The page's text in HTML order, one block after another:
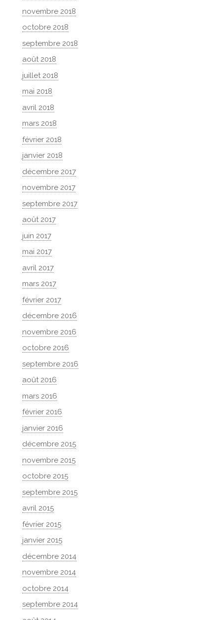
novembre 2018
octobre 2018
septembre 2018
août 2018
juillet 2018
mai 2018
avril 2018
mars 2018
février 2018
janvier 2018
décembre 2017
novembre 2017
septembre 2017
août 2017
juin 2017
mai 2017
avril 2017
mars 2017
février 2017
décembre 2016
novembre 2016
octobre 2016
septembre 2016
août 2016
mars 2016
février 2016
janvier 2016
décembre 2015
novembre 2015
octobre 2015
septembre 2015
avril 2015
février 2015
janvier 2015
décembre 2014
novembre 2014
octobre 2014
septembre 2014